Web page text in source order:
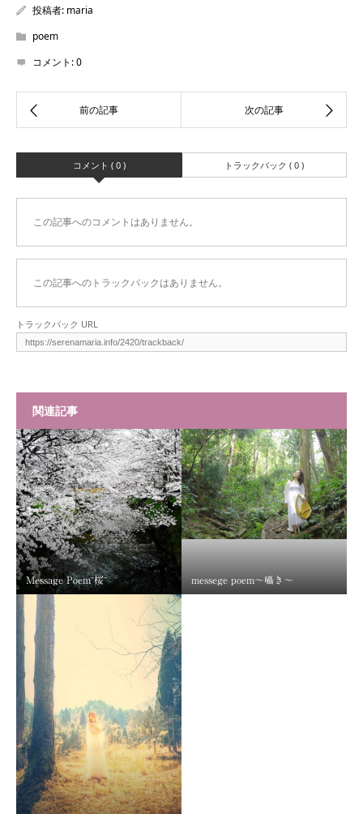
投稿者: maria
poem
コメント:0
コメント ( 0 ) トラックバック ( 0 )
この記事へのコメントはありません。
この記事へのトラックバックはありません。
トラックバック URL
関連記事
Message Poem~桜~ messege poem～囁き～